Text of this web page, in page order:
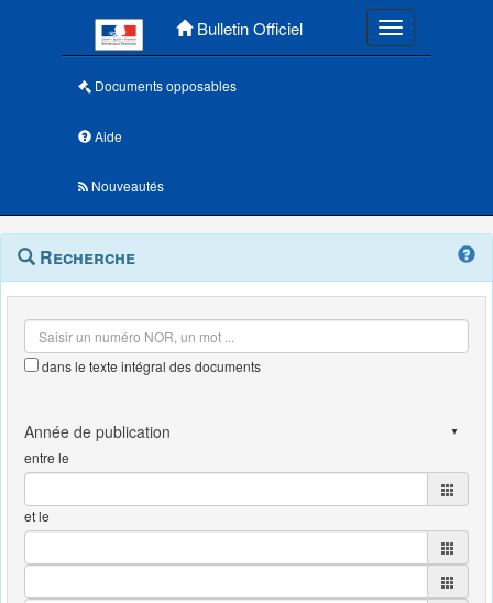
Bulletin Officiel Toggle
Documents opposables
Aide
Nouveautés
Navigation
outils
Menu
contextuel
Recherche
dans le texte intégral des documents
entre le
et le